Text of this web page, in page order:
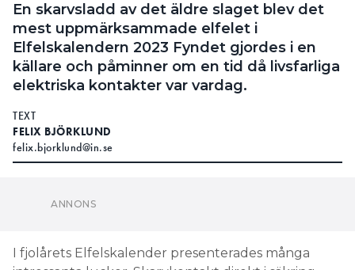
En skarvsladd av det äldre slaget blev det
mest uppmärksammade elfelet i
Elfelskalendern 2023 Fyndet gjordes i en
källare och påminner om en tid då livsfarliga
elektriska kontakter var vardag.
TEXT
FELIX BJÖRKLUND
felix.bjorklund@in.se
intressanta luckor. Skarvkontakt direkt i säkring,
genom nyckelhål var några exempel. Men det som
lockade till mest uppmärksamhet var inte en